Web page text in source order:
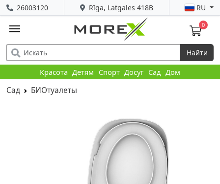
Rīga, Latgales 418B
26003120 RU
0
Найти
Красота Детям Спорт Досуг Сад Дом
Сад БИОтуалеты